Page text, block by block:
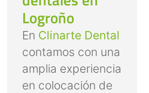
Logroño
En Clinarte Dental
contamos con una
amplia experiencia
en colocación de